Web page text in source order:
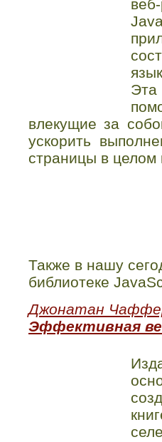
Эта
влекущие за
ускорить
страницы в целом
Также в нашу
библиотеке
Джонатан
Эффективная